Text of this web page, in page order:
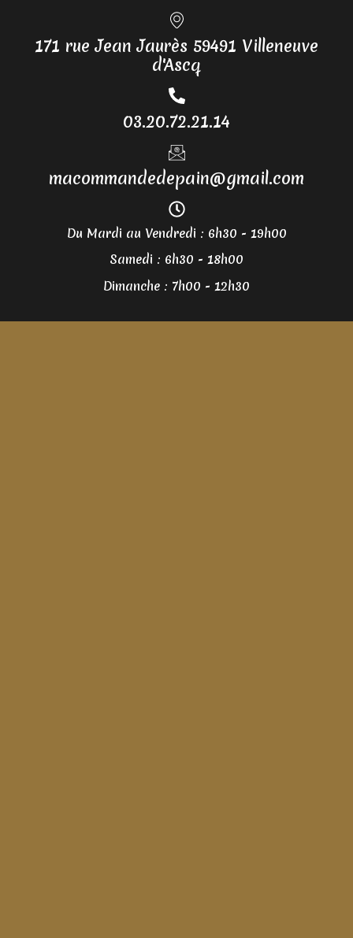
171 rue Jean Jaurès 59491 Villeneuve
d'Ascq
03.20.72.21.14
macommandedepain@gmail.com
Du Mardi au Vendredi : 6h30 - 19h00
Samedi : 6h30 - 18h00
Dimanche : 7h00 - 12h30